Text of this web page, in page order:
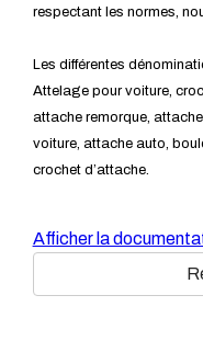
respectant les normes,
Les différentes
Attelage pour voiture,
attache remorque,
voiture, attache auto,
crochet d’attache.
Afficher la